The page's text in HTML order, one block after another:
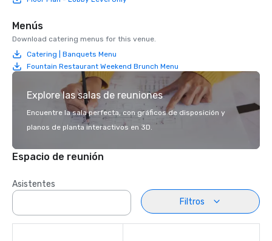
Menús
Download catering menus for this venue.
Catering | Banquets Menu
Fountain Restaurant Weekend Brunch Menu
Explore las salas de reuniones
Encuentre la sala perfecta, con gráficos de disposición y
planos de planta interactivos en 3D.
Espacio de reunión
Asistentes
Filtros